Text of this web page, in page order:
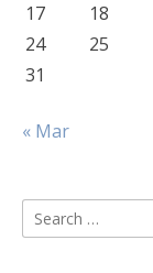
17
18
24
25
31
« Mar
Search
for: